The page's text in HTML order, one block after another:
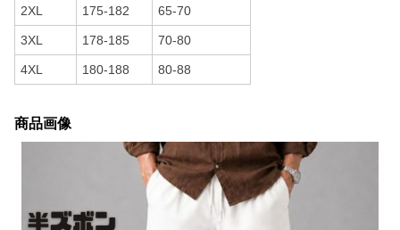
2XL 175-182 65-70
3XL 178-185 70-80
4XL 180-188 80-88
商品画像